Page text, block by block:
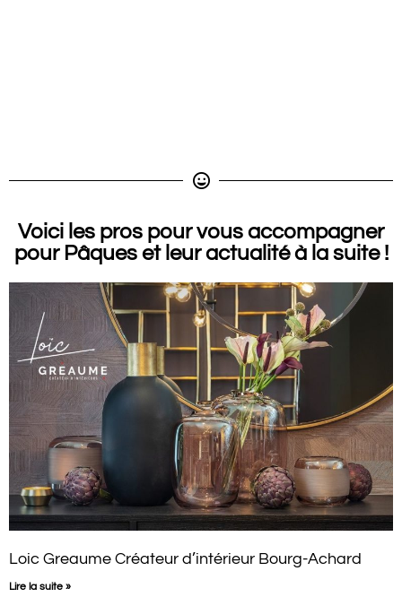
Voici les pros pour vous accompagner
pour Pâques et leur actualité à la suite !
Loic Greaume Créateur d’intérieur Bourg-Achard
Lire la suite »